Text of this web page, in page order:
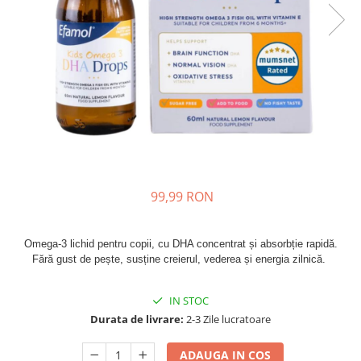
Piele, păr & unghii
Tranzit intestinal
Colesterol & tensiune
Sănătatea copiilor
Performanta sportiva
Îngrijirea Tenului
Creme de față
Creme cu SPF
Demachiante
Geluri de curățare
Ape micelare
Balsam buze
Îngrijirea Corpului
Colagen
Creatina
Curcumin (Turmeric)
Ginkgo biloba
Zinc Bisglicinat
99,99 RON
Omega-3 lichid pentru copii, cu DHA concentrat și absorbție rapidă.
Fără gust de pește, susține creierul, vederea și energia zilnică.
IN STOC
Durata de livrare: 2-3 Zile lucratoare
ADAUGA IN COS